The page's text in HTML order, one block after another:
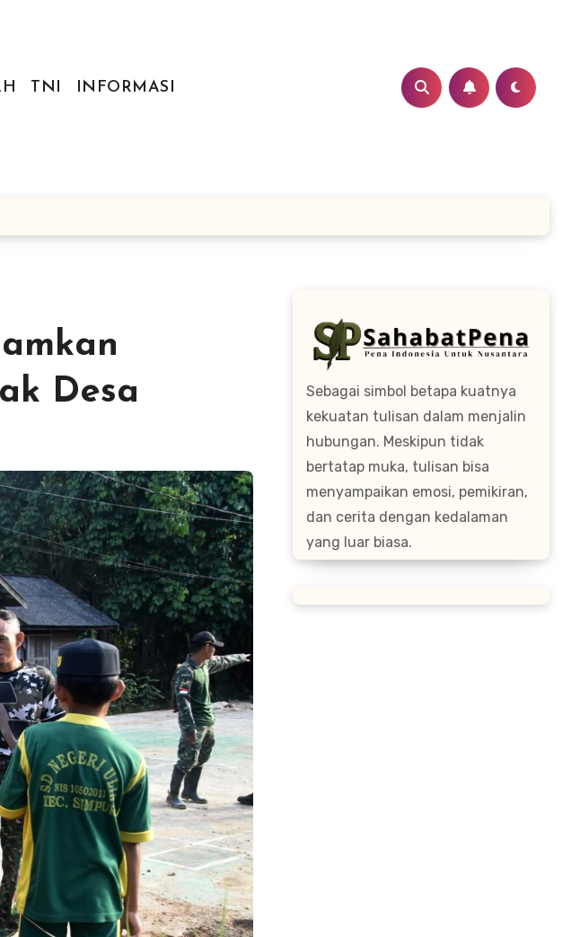
TNI INFORMASI
Desa
Sebagai simbol betapa kuatnya
kekuatan tulisan dalam menjalin
hubungan. Meskipun tidak
bertatap muka, tulisan bisa
menyampaikan emosi, pemikiran,
dan cerita dengan kedalaman
yang luar biasa.